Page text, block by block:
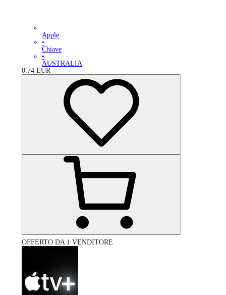
Apple
•
Chiave
•
AUSTRALIA
0.74 EUR
OFFERTO DA 1 VENDITORE